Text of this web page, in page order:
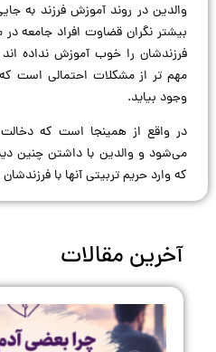
والدین در روند آموزش فرزند به
بیشتر نگران قضاوت افراد جامعه در
فرزندشان را خوب آموزش نداده‌
مهم‌ تر از مشکلات احتمالی است
وجود بیاید.
در واقع از همینجا است که
می‌شود و والدین با داشتن چنین
که وارد حریم تربيتی آنها با
آخرین مقالات